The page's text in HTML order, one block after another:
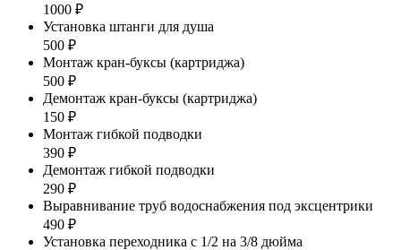
1000 ₽
Установка штанги для душа
500 ₽
Монтаж кран-буксы (картриджа)
500 ₽
Демонтаж кран-буксы (картриджа)
150 ₽
Монтаж гибкой подводки
390 ₽
Демонтаж гибкой подводки
290 ₽
Выравнивание труб водоснабжения под эксцентрики
490 ₽
Установка переходника с 1/2 на 3/8 дюйма